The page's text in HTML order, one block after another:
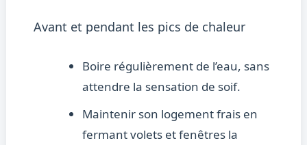
Avant et pendant les pics de chaleur
Boire régulièrement de l’eau, sans
attendre la sensation de soif.
Maintenir son logement frais en
fermant volets et fenêtres la